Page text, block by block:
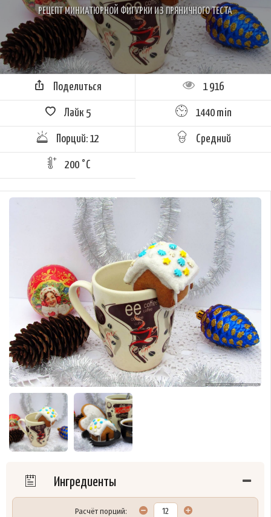
РЕЦЕПТ МИНИАТЮРНОЙ ФИГУРКИ ИЗ ПРЯНИЧНОГО ТЕСТА
Поделиться 1 916
Лайк 5 1440 min
Порций: 12 Средний
200 °C
Ингредиенты
Расчёт порций: